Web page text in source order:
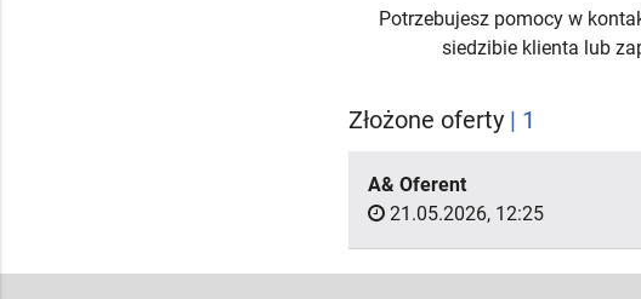
Potrzebujesz pomocy w
siedzibie klienta lub
Złożone oferty | 1
A& Oferent
21.05.2026, 12:25